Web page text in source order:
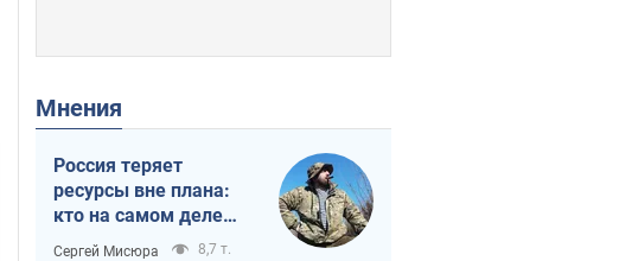
Мнения
Россия теряет
ресурсы вне плана:
кто на самом деле
диктует темп войны
Сергей Мисюра 8,7 т.